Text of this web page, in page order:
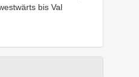
bis Val